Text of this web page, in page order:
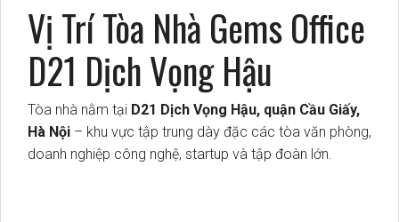
Vị Trí Tòa Nhà Gems Office
D21 Dịch Vọng Hậu
Tòa nhà nằm tại D21 Dịch Vọng Hậu, quận Cầu Giấy,
Hà Nội – khu vực tập trung dày đặc các tòa văn phòng,
doanh nghiệp công nghệ, startup và tập đoàn lớn.